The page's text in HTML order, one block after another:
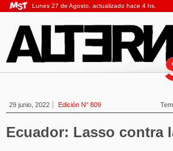
Lunes 27 de Agosto, actualizado hace 4 hs.
29 junio, 2022 Edición N° 809
Ecuador: Lasso contra